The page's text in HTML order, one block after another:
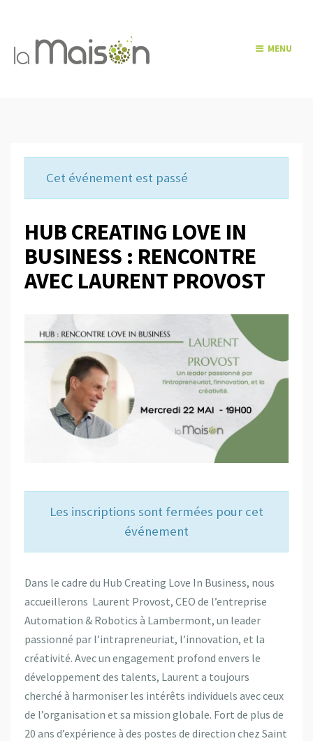
MENU
Cet événement est passé
HUB CREATING LOVE IN
BUSINESS : RENCONTRE
AVEC LAURENT PROVOST
Les inscriptions sont fermées pour cet
événement
Dans le cadre du Hub Creating Love In Business, nous
accueillerons Laurent Provost, CEO de l’entreprise
Automation & Robotics à Lambermont, un leader
passionné par l’intrapreneuriat, l’innovation, et la
créativité. Avec un engagement profond envers le
développement des talents, Laurent a toujours
cherché à harmoniser les intérêts individuels avec ceux
de l’organisation et sa mission globale. Fort de plus de
20 ans d’expérience à des postes de direction chez Saint